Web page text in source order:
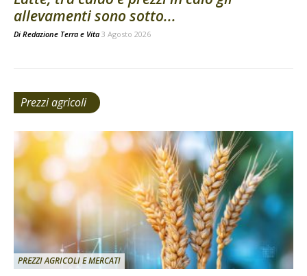
allevamenti sono sotto...
Di Redazione Terra e Vita 3 Agosto 2026
Prezzi agricoli
PREZZI AGRICOLI E MERCATI